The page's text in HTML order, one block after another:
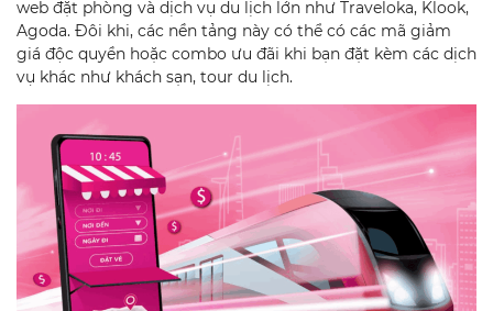
web đặt phòng và dịch vụ du lịch lớn như Traveloka, Klook,
Agoda. Đôi khi, các nền tảng này có thể có các mã giảm
giá độc quyền hoặc combo ưu đãi khi bạn đặt kèm các dịch
vụ khác như khách sạn, tour du lịch.